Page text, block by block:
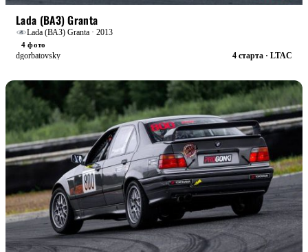
Lada (ВАЗ) Granta
Lada (ВАЗ) Granta · 2013
4 фото
dgorbatovsky
4 старта · LTAC